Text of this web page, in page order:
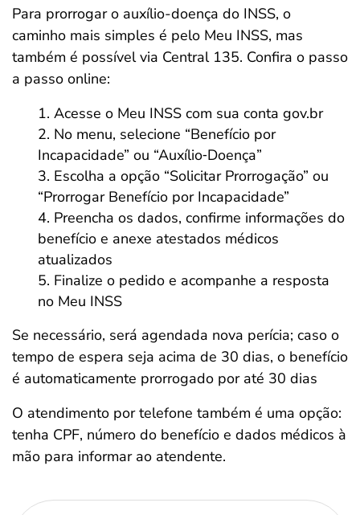
Para prorrogar o auxílio-doença do INSS, o
caminho mais simples é pelo Meu INSS, mas
também é possível via Central 135. Confira o passo
a passo online:
Acesse o Meu INSS com sua conta gov.br
No menu, selecione “Benefício por
Incapacidade” ou “Auxílio‑Doença”
Escolha a opção “Solicitar Prorrogação” ou
“Prorrogar Benefício por Incapacidade”
Preencha os dados, confirme informações do
benefício e anexe atestados médicos
atualizados
Finalize o pedido e acompanhe a resposta
no Meu INSS
Se necessário, será agendada nova perícia; caso o
tempo de espera seja acima de 30 dias, o benefício
é automaticamente prorrogado por até 30 dias
O atendimento por telefone também é uma opção:
tenha CPF, número do benefício e dados médicos à
mão para informar ao atendente.